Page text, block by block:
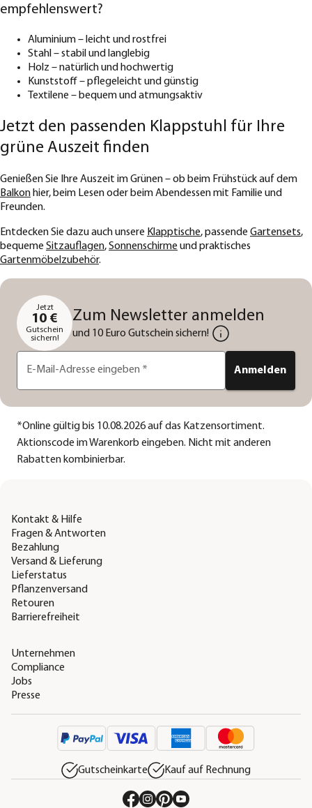
empfehlenswert?
Aluminium – leicht und rostfrei
Stahl – stabil und langlebig
Holz – natürlich und hochwertig
Kunststoff – pflegeleicht und günstig
Textilene – bequem und atmungsaktiv
Jetzt den passenden Klappstuhl für Ihre
grüne Auszeit finden
Genießen Sie Ihre Auszeit im Grünen – ob beim Frühstück auf dem
Balkon hier, beim Lesen oder beim Abendessen mit Familie und
Freunden.
Entdecken Sie dazu auch unsere Klapptische, passende Gartensets,
bequeme Sitzauflagen,Sonnenschirme und praktisches
Gartenmöbelzubehör.
Jetzt
10 €
Gutschein
sichern!
Zum Newsletter anmelden
und 10 Euro Gutschein sichern!
E-Mail-Adresse eingeben * Anmelden
*Online gültig bis 10.08.2026 auf das Katzensortiment.
Aktionscode im Warenkorb eingeben. Nicht mit anderen
Rabatten kombinierbar.
Kontakt & Hilfe
Fragen & Antworten
Bezahlung
Versand & Lieferung
Lieferstatus
Pflanzenversand
Retouren
Barrierefreiheit
Unternehmen
Compliance
Jobs
Presse
Gutscheinkarte Kauf auf Rechnung